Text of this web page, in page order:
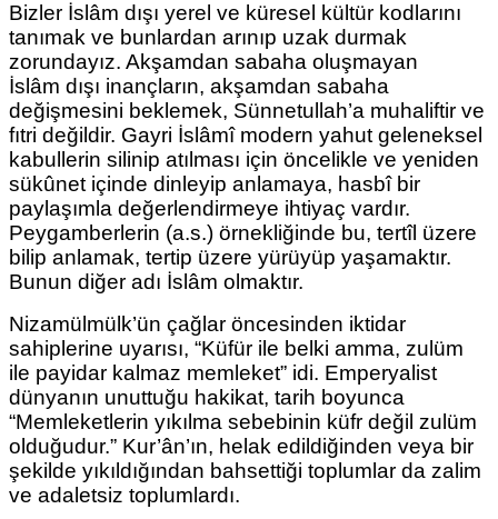
Bizler İslâm dışı yerel ve küresel kültür kodlarını
tanımak ve bunlardan arınıp uzak durmak
zorundayız. Akşamdan sabaha oluşmayan
İslâm dışı inançların, akşamdan sabaha
değişmesini beklemek, Sünnetullah’a muhaliftir ve
fıtri değildir. Gayri İslâmî modern yahut geleneksel
kabullerin silinip atılması için öncelikle ve yeniden
sükûnet içinde dinleyip anlamaya, hasbî bir
paylaşımla değerlendirmeye ihtiyaç vardır.
Peygamberlerin (a.s.) örnekliğinde bu, tertîl üzere
bilip anlamak, tertip üzere yürüyüp yaşamaktır.
Bunun diğer adı İslâm olmaktır.
Nizamülmülk’ün çağlar öncesinden iktidar
sahiplerine uyarısı, “Küfür ile belki amma, zulüm
ile payidar kalmaz memleket” idi. Emperyalist
dünyanın unuttuğu hakikat, tarih boyunca
“Memleketlerin yıkılma sebebinin küfr değil zulüm
olduğudur.” Kur’ân’ın, helak edildiğinden veya bir
şekilde yıkıldığından bahsettiği toplumlar da zalim
ve adaletsiz toplumlardı.